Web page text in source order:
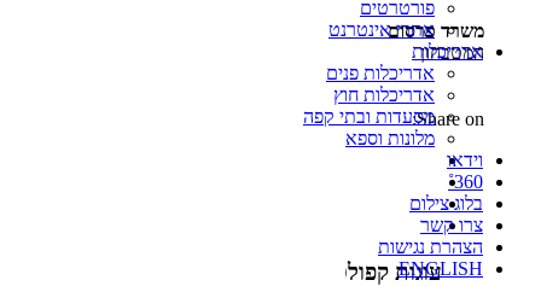
פורטרטים
אתרי אינטרנט
אדריכלות
אדריכלות פנים
אדריכלות חוץ
מסעדות ובתי קפה
מלונות וספא
וידאו
360˚
בלוג צילום
צרו קשר
הצהרת נגישות
ENGLISH
משרד פרסום
המטבחון
Share on:
עוגות קפולסקי